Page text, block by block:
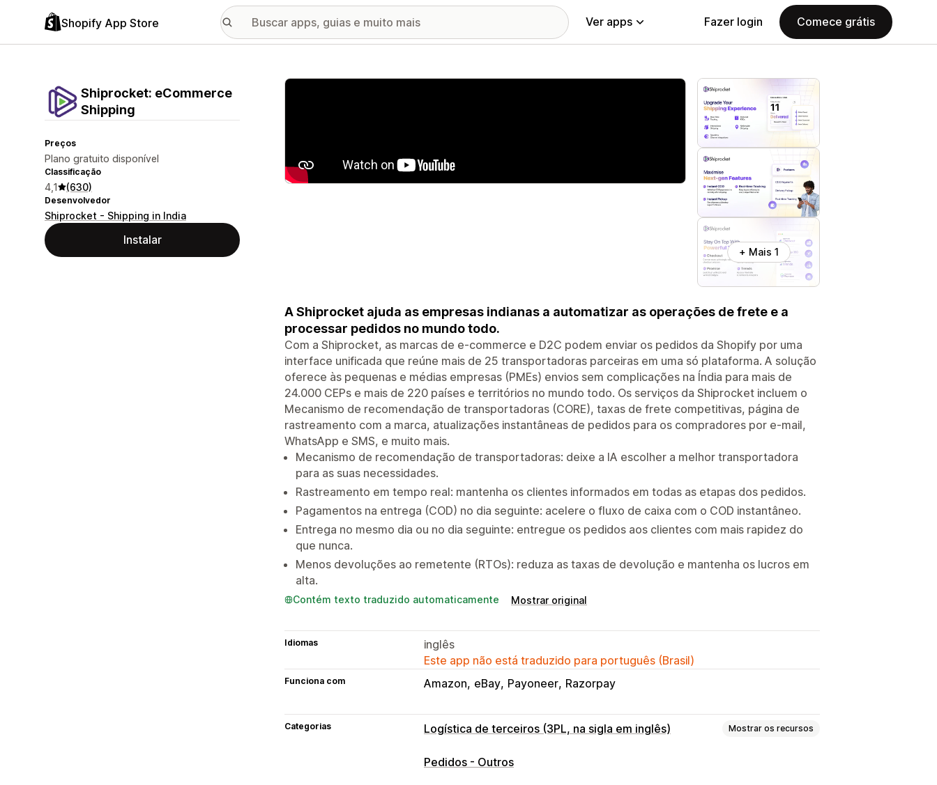
Shopify App Store Ver apps Fazer login Comece grátis
Shiprocket: eCommerce
Shipping
Preços
Plano gratuito disponível
Classificação
4,1 (630)
Desenvolvedor
Shiprocket - Shipping in India
Instalar
Galeria de imagens em destaque
+ Mais 1
A Shiprocket ajuda as empresas indianas a automatizar as operações de frete e a
processar pedidos no mundo todo.
Com a Shiprocket, as marcas de e-commerce e D2C podem enviar os pedidos da Shopify por uma
interface unificada que reúne mais de 25 transportadoras parceiras em uma só plataforma. A solução
oferece às pequenas e médias empresas (PMEs) envios sem complicações na Índia para mais de
24.000 CEPs e mais de 220 países e territórios no mundo todo. Os serviços da Shiprocket incluem o
Mecanismo de recomendação de transportadoras (CORE), taxas de frete competitivas, página de
rastreamento com a marca, atualizações instantâneas de pedidos para os compradores por e-mail,
WhatsApp e SMS, e muito mais.
Mecanismo de recomendação de transportadoras: deixe a IA escolher a melhor transportadora
para as suas necessidades.
Rastreamento em tempo real: mantenha os clientes informados em todas as etapas dos pedidos.
Pagamentos na entrega (COD) no dia seguinte: acelere o fluxo de caixa com o COD instantâneo.
Entrega no mesmo dia ou no dia seguinte: entregue os pedidos aos clientes com mais rapidez do
que nunca.
Menos devoluções ao remetente (RTOs): reduza as taxas de devolução e mantenha os lucros em
alta.
Contém texto traduzido automaticamente Mostrar original
Idiomas
inglês
Este app não está traduzido para português (Brasil)
Funciona com Amazon eBay Payoneer Razorpay
Categorias Logística de terceiros (3PL, na sigla em inglês) Mostrar os recursos
Gerenciamento de pedidos
Pedidos - Outros